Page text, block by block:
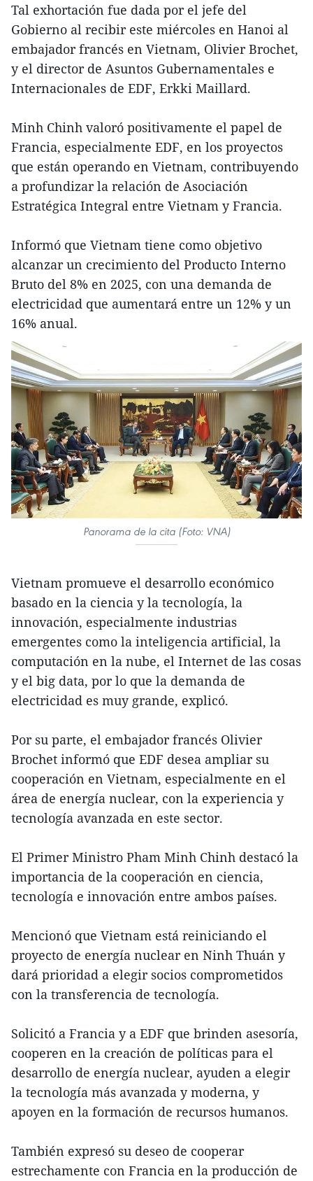
Tal exhortación fue dada por el jefe del
Gobierno al recibir este miércoles en Hanoi al
embajador francés en Vietnam, Olivier Brochet,
y el director de Asuntos Gubernamentales e
Internacionales de EDF, Erkki Maillard.
Minh Chinh valoró positivamente el papel de
Francia, especialmente EDF, en los proyectos
que están operando en Vietnam, contribuyendo
a profundizar la relación de Asociación
Estratégica Integral entre Vietnam y Francia.
Informó que Vietnam tiene como objetivo
alcanzar un crecimiento del Producto Interno
Bruto del 8% en 2025, con una demanda de
electricidad que aumentará entre un 12% y un
16% anual.
Panorama de la cita (Foto: VNA)
Vietnam promueve el desarrollo económico
basado en la ciencia y la tecnología, la
innovación, especialmente industrias
emergentes como la inteligencia artificial, la
computación en la nube, el Internet de las cosas
y el big data, por lo que la demanda de
electricidad es muy grande, explicó.
Por su parte, el embajador francés Olivier
Brochet informó que EDF desea ampliar su
cooperación en Vietnam, especialmente en el
área de energía nuclear, con la experiencia y
tecnología avanzada en este sector.
El Primer Ministro Pham Minh Chinh destacó la
importancia de la cooperación en ciencia,
tecnología e innovación entre ambos países.
Mencionó que Vietnam está reiniciando el
proyecto de energía nuclear en Ninh Thuán y
dará prioridad a elegir socios comprometidos
con la transferencia de tecnología.
Solicitó a Francia y a EDF que brinden asesoría,
cooperen en la creación de políticas para el
desarrollo de energía nuclear, ayuden a elegir
la tecnología más avanzada y moderna, y
apoyen en la formación de recursos humanos.
También expresó su deseo de cooperar
estrechamente con Francia en la producción de